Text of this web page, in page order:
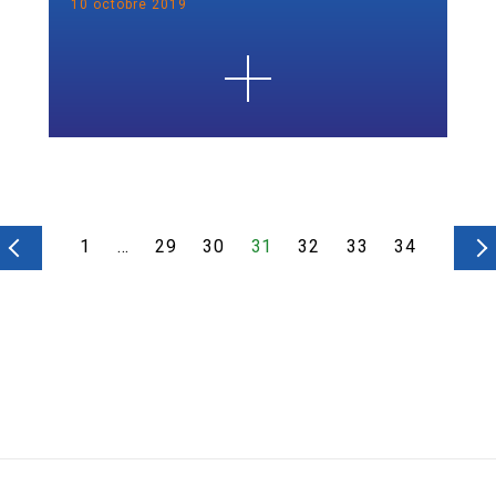
10 octobre 2019
1 … 29 30 31 32 33 34